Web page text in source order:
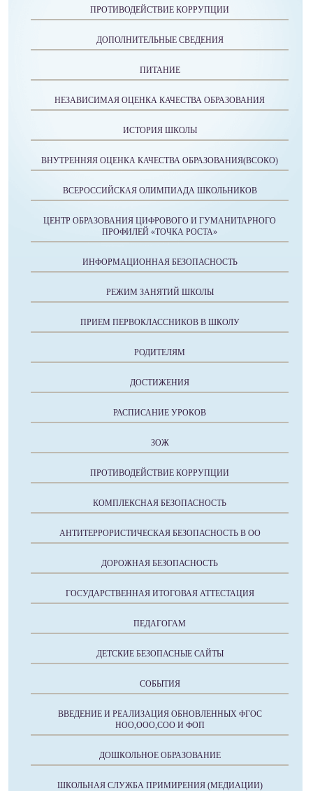
ПРОТИВОДЕЙСТВИЕ КОРРУПЦИИ
ДОПОЛНИТЕЛЬНЫЕ СВЕДЕНИЯ
ПИТАНИЕ
НЕЗАВИСИМАЯ ОЦЕНКА КАЧЕСТВА ОБРАЗОВАНИЯ
ИСТОРИЯ ШКОЛЫ
ВНУТРЕННЯЯ ОЦЕНКА КАЧЕСТВА ОБРАЗОВАНИЯ(ВСОКО)
ВСЕРОССИЙСКАЯ ОЛИМПИАДА ШКОЛЬНИКОВ
ЦЕНТР ОБРАЗОВАНИЯ ЦИФРОВОГО И ГУМАНИТАРНОГО
ПРОФИЛЕЙ «ТОЧКА РОСТА»
ИНФОРМАЦИОННАЯ БЕЗОПАСНОСТЬ
РЕЖИМ ЗАНЯТИЙ ШКОЛЫ
ПРИЕМ ПЕРВОКЛАССНИКОВ В ШКОЛУ
РОДИТЕЛЯМ
ДОСТИЖЕНИЯ
РАСПИСАНИЕ УРОКОВ
ЗОЖ
ПРОТИВОДЕЙСТВИЕ КОРРУПЦИИ
КОМПЛЕКСНАЯ БЕЗОПАСНОСТЬ
АНТИТЕРРОРИСТИЧЕСКАЯ БЕЗОПАСНОСТЬ В ОО
ДОРОЖНАЯ БЕЗОПАСНОСТЬ
ГОСУДАРСТВЕННАЯ ИТОГОВАЯ АТТЕСТАЦИЯ
ПЕДАГОГАМ
ДЕТСКИЕ БЕЗОПАСНЫЕ САЙТЫ
СОБЫТИЯ
ВВЕДЕНИЕ И РЕАЛИЗАЦИЯ ОБНОВЛЕННЫХ ФГОС
НОО,ООО,СОО И ФОП
ДОШКОЛЬНОЕ ОБРАЗОВАНИЕ
ШКОЛЬНАЯ СЛУЖБА ПРИМИРЕНИЯ (МЕДИАЦИИ)